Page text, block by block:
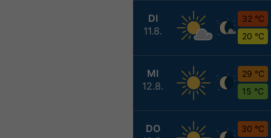
DI
11.8.
32 °C
20 °C
MI
12.8.
29 °C
15 °C
DO
30 °C